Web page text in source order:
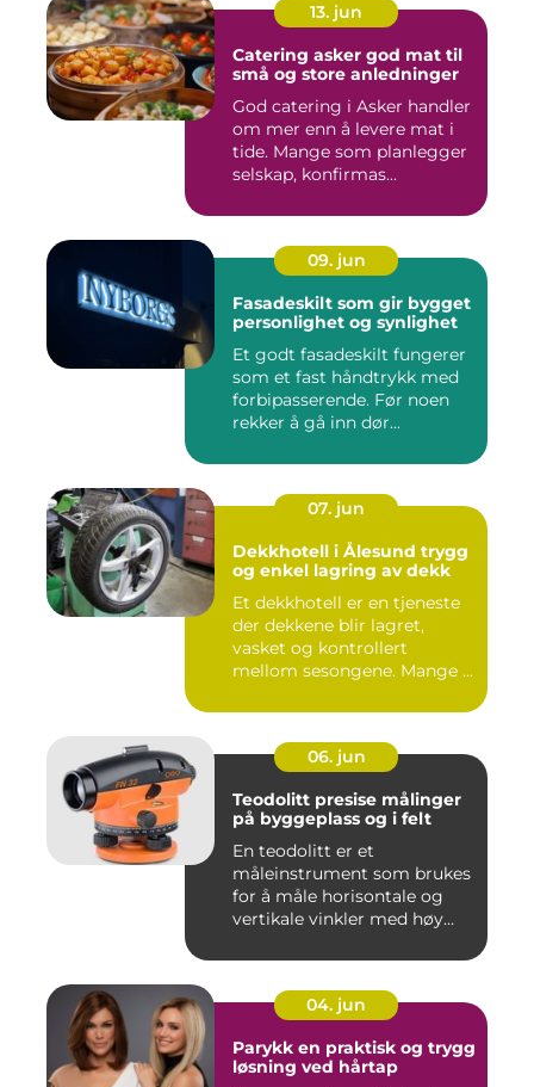
13. jun
Catering asker god mat til
små og store anledninger
God catering i Asker handler
om mer enn å levere mat i
tide. Mange som planlegger
selskap, konfirmas...
09. jun
Fasadeskilt som gir bygget
personlighet og synlighet
Et godt fasadeskilt fungerer
som et fast håndtrykk med
forbipasserende. Før noen
rekker å gå inn dør...
07. jun
Dekkhotell i Ålesund trygg
og enkel lagring av dekk
Et dekkhotell er en tjeneste
der dekkene blir lagret,
vasket og kontrollert
mellom sesongene. Mange ...
06. jun
Teodolitt presise målinger
på byggeplass og i felt
En teodolitt er et
måleinstrument som brukes
for å måle horisontale og
vertikale vinkler med høy
04. jun
Parykk en praktisk og trygg
løsning ved hårtap